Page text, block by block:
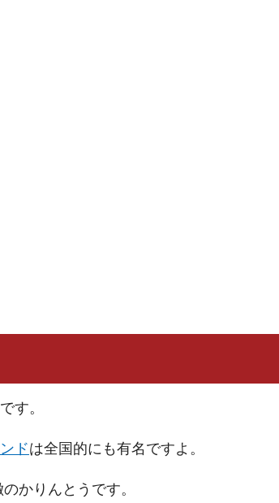
す。
ドは全国的にも有名ですよ。
かりんとうです。